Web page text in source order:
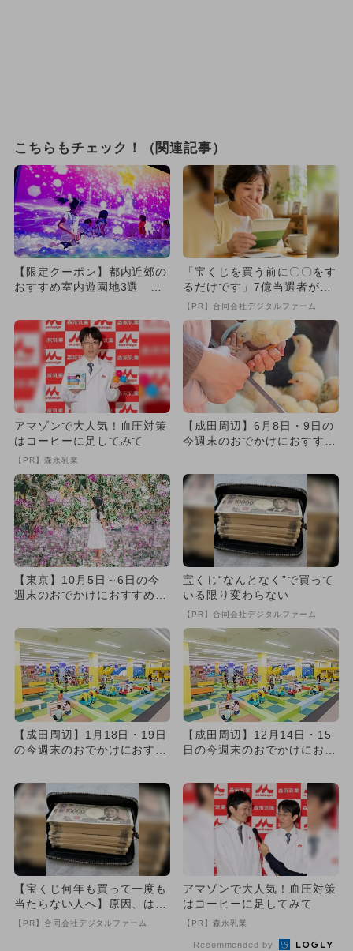
こちらもチェック！（関連記事）
【限定クーポン】都内近郊の
おすすめ室内遊園地3選 子
「宝くじを買う前に〇〇をす
るだけです」7億当選者が続
出
【PR】合同会社デジタルファーム
アマゾンで大人気！血圧対策
はコーヒーに足してみて
【PR】森永乳業
【成田周辺】6月8日・9日の
今週末のおでかけにおすす
【東京】10月5日～6日の今
週末のおでかけにおすすめ！
宝くじ“なんとなく”で買って
いる限り変わらない
【PR】合同会社デジタルファーム
【成田周辺】1月18日・19日
の今週末のおでかけにおすす
【成田周辺】12月14日・15
日の今週末のおでかけにおす
【宝くじ何年も買って一度も
当たらない人へ】原因、はっ
きりしてます
【PR】合同会社デジタルファーム
アマゾンで大人気！血圧対策
はコーヒーに足してみて
【PR】森永乳業
Recommended by